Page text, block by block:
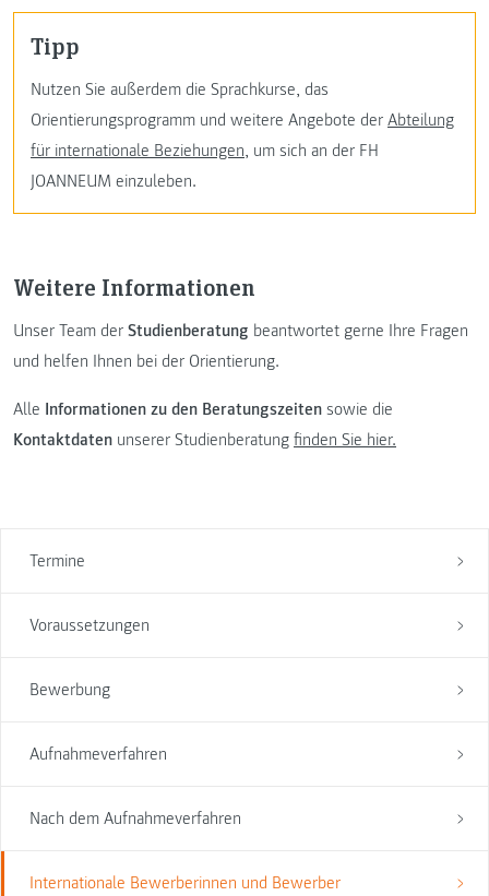
Termine
Voraussetzungen
Bewerbung
Aufnahmeverfahren
Nach dem Aufnahmeverfahren
Internationale Bewerberinnen und Bewerber
Tipp
Nutzen Sie außerdem die Sprachkurse, das
Orientierungsprogramm und weitere Angebote der Abteilung
für internationale Beziehungen, um sich an der FH
JOANNEUM einzuleben.
Weitere Informationen
Unser Team der Studienberatung beantwortet gerne Ihre Fragen
und helfen Ihnen bei der Orientierung.
Alle Informationen zu den Beratungszeiten sowie die
Kontaktdaten unserer Studienberatung finden Sie hier.